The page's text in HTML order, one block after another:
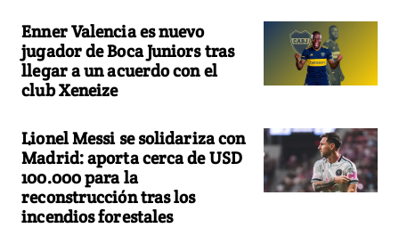
Enner Valencia es nuevo
jugador de Boca Juniors tras
llegar a un acuerdo con el
club Xeneize
Lionel Messi se solidariza con
Madrid: aporta cerca de USD
100.000 para la
reconstrucción tras los
incendios forestales